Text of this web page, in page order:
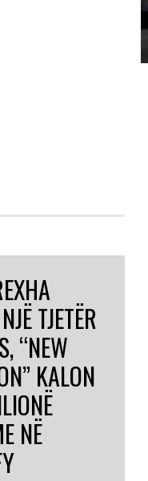
TJETËR
“NEW
KALON
NË